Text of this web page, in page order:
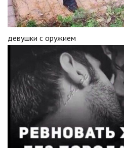
девушки с оружием